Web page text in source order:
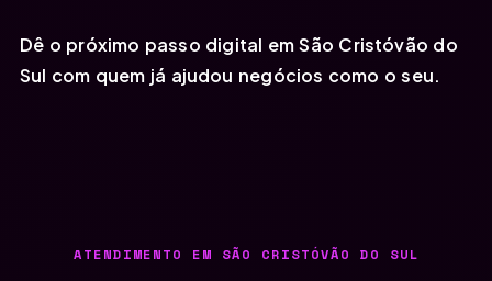
Dê o próximo passo digital em São Cristóvão do
Sul com quem já ajudou negócios como o seu.
ATENDIMENTO EM SÃO CRISTÓVÃO DO SUL